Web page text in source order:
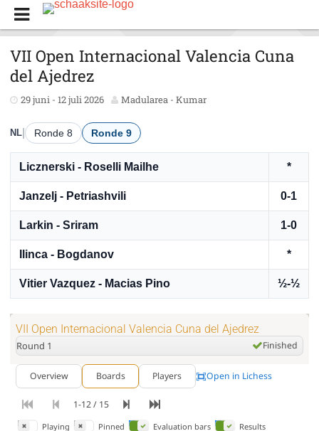
VII Open Internacional Valencia Cuna
del Ajedrez
29 juni - 12 juli 2026 Madularea - Kumar
NL Ronde 8 Ronde 9
Licznerski - Roselli Mailhe *
Janzelj - Petriashvili 0-1
Larkin - Sriram 1-0
Ilinca - Bogdanov *
Vitier Vazquez - Macias Pino ½-½